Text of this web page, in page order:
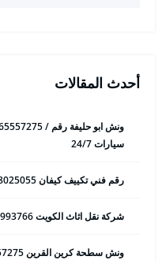
أحدث المقالات
سيارات 24/7
رقم فني تكييف كيفان 98025055 فني تكييف مركزي 24 ساعة
شركة نقل اثاث الكويت 50993766 هاف لوري وانيت نقل عفش
ونش سطحة كرين القرين 65557275 ونش سحب وانقاذ سيارات